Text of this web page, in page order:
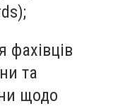
фахівців
та
щодо